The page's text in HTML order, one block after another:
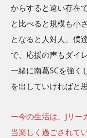
からすると遠い存在
と比べると規模も小
となると人対人、僕
で、応援の声もダイ
一緒に南葛SCを強く
を出していければと
ー今の生活は、Jリ
当楽しく過ごされて